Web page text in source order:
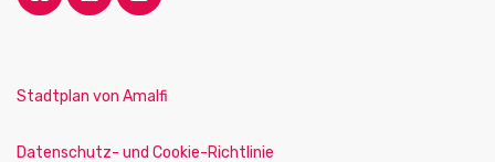
Stadtplan von Amalfi
Datenschutz- und Cookie-Richtlinie